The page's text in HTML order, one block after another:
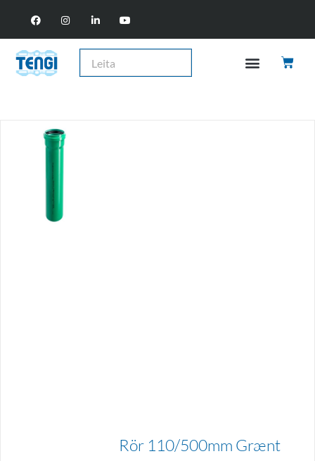
Rör 110/500mm Grænt